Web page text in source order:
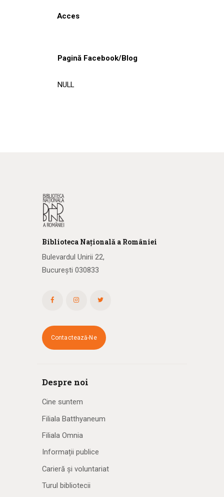
Acces
Pagină Facebook/Blog
NULL
Biblioteca Națională a României
Bulevardul Unirii 22,
București 030833
Contactează-Ne
Despre noi
Cine suntem
Filiala Batthyaneum
Filiala Omnia
Informații publice
Carieră și voluntariat
Turul bibliotecii